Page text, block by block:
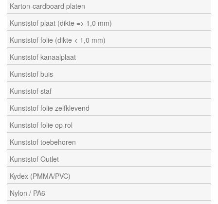
Karton-cardboard platen
Kunststof plaat (dikte => 1,0 mm)
Kunststof folie (dikte < 1,0 mm)
Kunststof kanaalplaat
Kunststof buis
Kunststof staf
Kunststof folie zelfklevend
Kunststof folie op rol
Kunststof toebehoren
Kunststof Outlet
Kydex (PMMA/PVC)
Nylon / PA6